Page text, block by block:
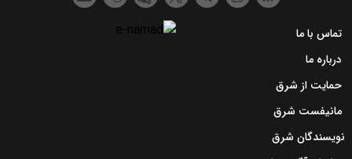
تماس با ما
درباره ما
حمایت از شرق
مانیفست شرق
نویسندگان شرق